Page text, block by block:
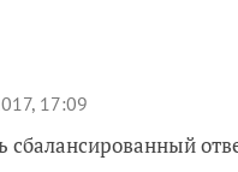
17:09